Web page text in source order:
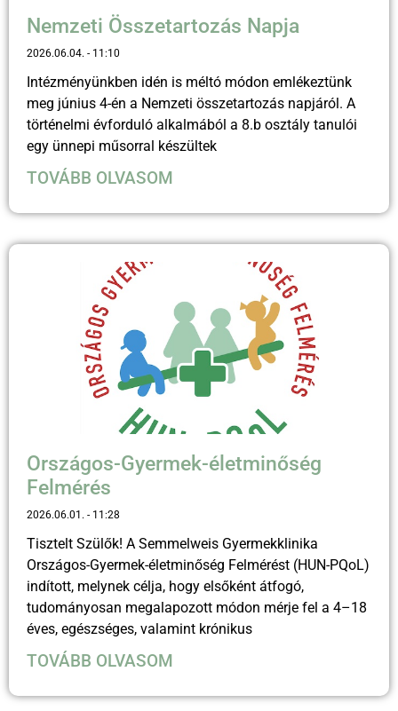
Nemzeti Összetartozás Napja
2026.06.04. 11:10
Intézményünkben idén is méltó módon emlékeztünk
meg június 4-én a Nemzeti összetartozás napjáról. A
történelmi évforduló alkalmából a 8.b osztály tanulói
egy ünnepi műsorral készültek
TOVÁBB OLVASOM
Országos-Gyermek-életminőség
Felmérés
2026.06.01. 11:28
Tisztelt Szülők! A Semmelweis Gyermekklinika
Országos-Gyermek-életminőség Felmérést (HUN-PQoL)
indított, melynek célja, hogy elsőként átfogó,
tudományosan megalapozott módon mérje fel a 4–18
éves, egészséges, valamint krónikus
TOVÁBB OLVASOM